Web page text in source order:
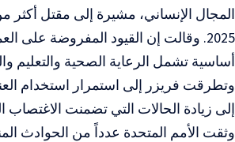
2025. وقالت إن القيود المفروضة
أساسية تشمل الرعاية الصحية والتعليم
وتطرقت فريزر إلى استمرار استخدام
إلى زيادة الحالات التي تضمنت
وثقت الأمم المتحدة عدداً من الحوادث